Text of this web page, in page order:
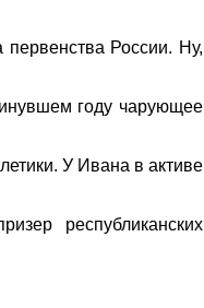
России. Ну,
году чарующее
У Ивана в активе
республиканских